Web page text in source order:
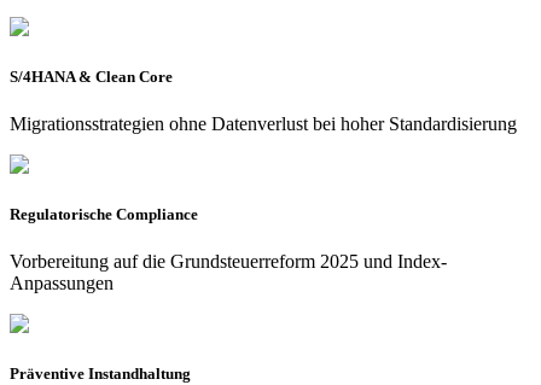
S/4HANA & Clean Core
Migrationsstrategien ohne Datenverlust bei hoher Standardisierung
Regulatorische Compliance
Vorbereitung auf die Grundsteuerreform 2025 und Index-
Anpassungen
Präventive Instandhaltung